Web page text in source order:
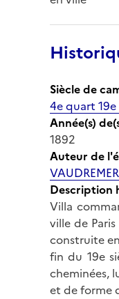
Siècle de
4e quart 19e
Année(s)
1892
Auteur de
Description
Villa
ville de
construite
fin du 19e
cheminées,
et de forme